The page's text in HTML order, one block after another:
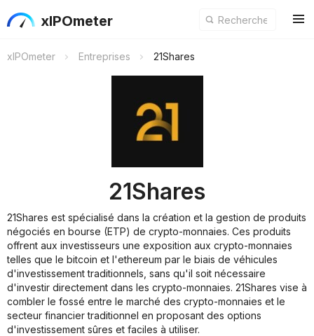
xIPOmeter
xIPOmeter Entreprises 21Shares
21Shares
21Shares est spécialisé dans la création et la gestion de produits
négociés en bourse (ETP) de crypto-monnaies. Ces produits
offrent aux investisseurs une exposition aux crypto-monnaies
telles que le bitcoin et l'ethereum par le biais de véhicules
d'investissement traditionnels, sans qu'il soit nécessaire
d'investir directement dans les crypto-monnaies. 21Shares vise à
combler le fossé entre le marché des crypto-monnaies et le
secteur financier traditionnel en proposant des options
d'investissement sûres et faciles à utiliser.